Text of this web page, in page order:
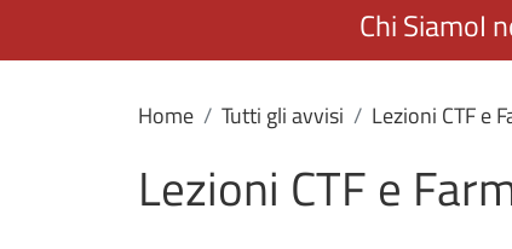
Chi SiamoI
Home Tutti gli avvisi Lezioni CTF e
Lezioni CTF e